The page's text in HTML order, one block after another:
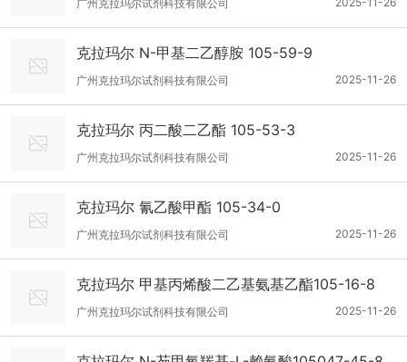
广州克拉玛尔试剂科技有限公司
克拉玛尔 N-甲基二乙醇胺 105-59-9
2025-11-26
广州克拉玛尔试剂科技有限公司
克拉玛尔 丙二酸二乙酯 105-53-3
2025-11-26
广州克拉玛尔试剂科技有限公司
克拉玛尔 氰乙酸甲酯 105-34-0
2025-11-26
广州克拉玛尔试剂科技有限公司
克拉玛尔 甲基丙烯酸二乙基氨基乙酯105-16-8
2025-11-26
广州克拉玛尔试剂科技有限公司